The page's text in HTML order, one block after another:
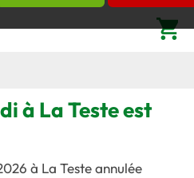
à La Teste est
à La Teste annulée